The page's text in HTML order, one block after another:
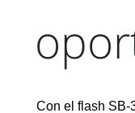
Con el flash SB-